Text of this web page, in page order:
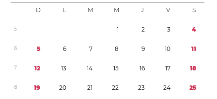
D L M M J V S
5 1 2 3 4
6 5 6 7 8 9 10 11
7 12 13 14 15 16 17 18
8 19 20 21 22 23 24 25